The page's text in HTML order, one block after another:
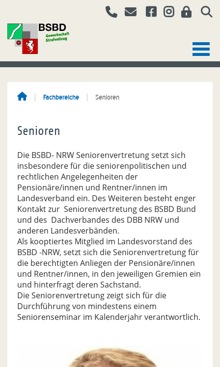
Fachbereiche Senioren
Senioren
Die BSBD- NRW Seniorenvertretung setzt sich
insbesondere für die seniorenpolitischen und
rechtlichen Angelegenheiten der
Pensionäre/innen und Rentner/innen im
Landesverband ein. Des Weiteren besteht enger
Kontakt zur Seniorenvertretung des BSBD Bund
und des Dachverbandes des DBB NRW und
anderen Landesverbänden.
Als kooptiertes Mitglied im Landesvorstand des
BSBD -NRW, setzt sich die Seniorenvertretung für
die berechtigten Anliegen der Pensionäre/innen
und Rentner/innen, in den jeweiligen Gremien ein
und hinterfragt deren Sachstand.
Die Seniorenvertretung zeigt sich für die
Durchführung von mindestens einem
Seniorenseminar im Kalenderjahr verantwortlich.